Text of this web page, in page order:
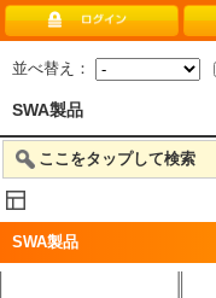
並べ替え：
SWA製品
ここをタップして検索
SWA製品